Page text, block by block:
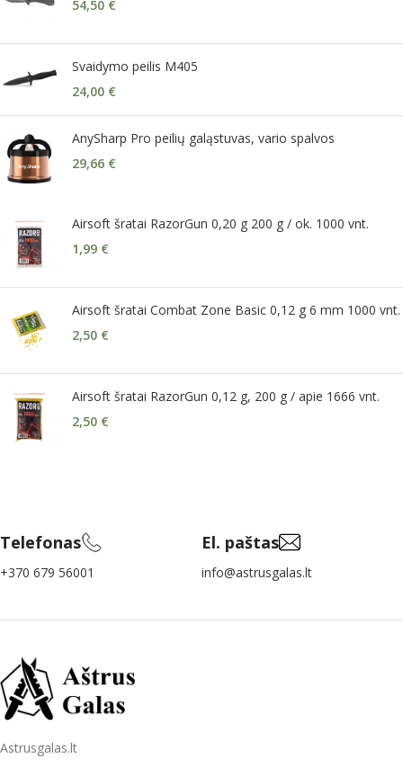
54,50 €
Svaidymo peilis M405
24,00 €
AnySharp Pro peilių galąstuvas, vario spalvos
29,66 €
Airsoft šratai RazorGun 0,20 g 200 g / ok. 1000 vnt.
1,99 €
Airsoft šratai Combat Zone Basic 0,12 g 6 mm 1000 vnt.
2,50 €
Airsoft šratai RazorGun 0,12 g, 200 g / apie 1666 vnt.
2,50 €
Telefonas
+370 679 56001
El. paštas
info@astrusgalas.lt
Astrusgalas.lt